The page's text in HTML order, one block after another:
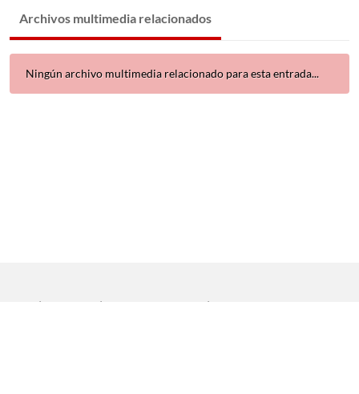
Archivos multimedia relacionados
Ningún archivo multimedia relacionado para esta entrada...
| | |